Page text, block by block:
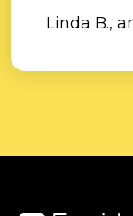
Linda B.,